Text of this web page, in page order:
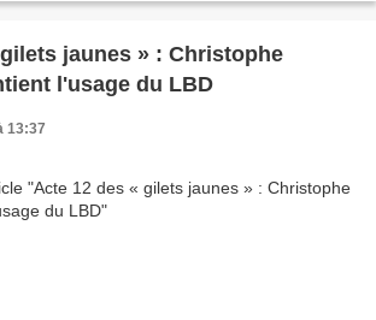
jaunes » : Christophe
l'usage du LBD
13:37